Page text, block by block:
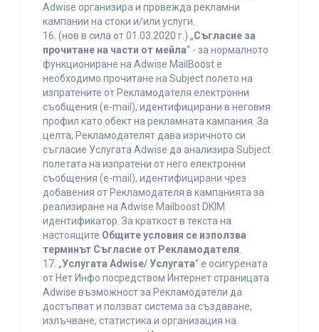
Adwise организира и провежда рекламни
кампании на стоки и/или услуги.
16. (нов в сила от 01.03.2020 г.) „Съгласие за
прочитане на части от мейла“ - за нормалното
функциониране на Adwise MailBoost е
необходимо прочитане на Subject полето на
изпратените от Рекламодателя електронни
съобщения (e-mail), идентифицирани в неговия
профил като обект на рекламната кампания. За
целта, Рекламодателят дава изричното си
съгласие Услугата Adwise да анализира Subject
полетата на изпратени от него електронни
съобщения (e-mail), идентифицирани чрез
добавения от Рекламодателя в кампанията за
реализиране на Adwise Mailboost DKIM
идентификатор. За краткост в текста на
настоящите Общите условия се използва
терминът Съгласие от Рекламодателя.
17. „Услугата Adwise/ Услугата“ е осигурената
от Нет Инфо посредством Интернет страницата
Adwise възможност за Рекламодатели да
достъпват и ползват система за създаване,
излъчване, статистика и организация на